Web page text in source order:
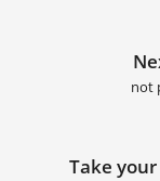
not
Take